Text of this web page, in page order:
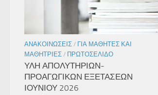
ΑΝΑΚΟΙΝΏΣΕΙΣ / ΓΙΑ ΜΑΘΗΤΈΣ ΚΑΙ
ΜΑΘΉΤΡΙΕΣ / ΠΡΩΤΟΣΈΛΙΔΟ
ΥΛΗ ΑΠΟΛΥΤΗΡΙΩΝ-
ΠΡΟΑΓΩΓΙΚΩΝ ΕΞΕΤΑΣΕΩΝ
ΙΟΥΝΙΟΥ 2026